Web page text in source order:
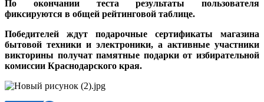
По окончании теста результаты пользователя
фиксируются в общей рейтинговой таблице.
Победителей ждут подарочные сертификаты магазина
бытовой техники и электроники, а активные участники
викторины получат памятные подарки от избирательной
комиссии Краснодарского края.